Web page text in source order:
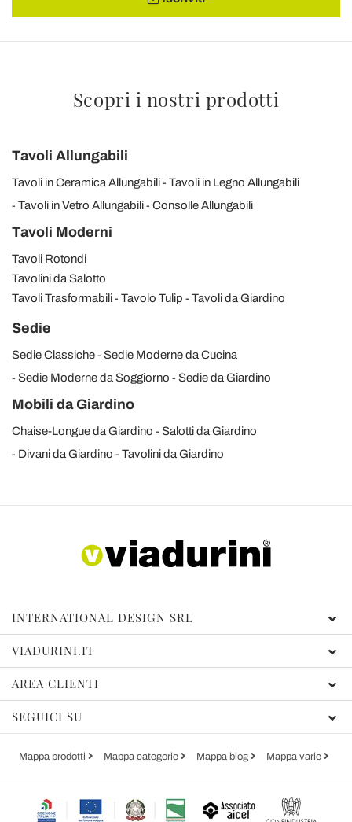
Scopri i nostri prodotti
Tavoli Allungabili
Tavoli in Ceramica Allungabili
Tavoli in Legno Allungabili
Tavoli in Vetro Allungabili
Consolle Allungabili
Tavoli Moderni
Tavoli Rotondi
Tavolini da Salotto
Tavoli Trasformabili
Tavolo Tulip Tavoli da Giardino
Sedie
Sedie Classiche
Sedie Moderne da Cucina
Sedie Moderne da Soggiorno
Sedie da Giardino
Mobili da Giardino
Chaise-Longue da Giardino
Salotti da Giardino
Divani da Giardino
Tavolini da Giardino
INTERNATIONAL DESIGN SRL
VIADURINI.IT
AREA CLIENTI
SEGUICI SU
Mappa prodotti Mappa categorie Mappa blog Mappa varie